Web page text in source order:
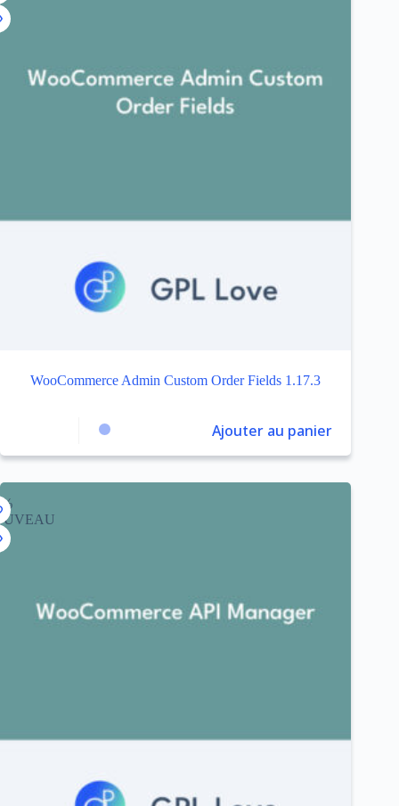
WooCommerce Admin Custom Order Fields 1.17.3
Ajouter au panier